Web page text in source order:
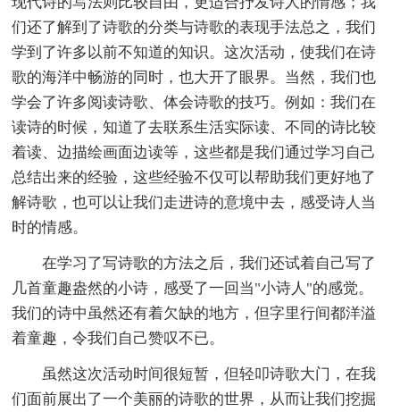
们还了解到了诗歌的分类与诗歌的表现手法总之，我们
学到了许多以前不知道的知识。这次活动，使我们在诗
歌的海洋中畅游的同时，也大开了眼界。当然，我们也
学会了许多阅读诗歌、体会诗歌的技巧。例如：我们在
读诗的时候，知道了去联系生活实际读、不同的诗比较
着读、边描绘画面边读等，这些都是我们通过学习自己
总结出来的经验，这些经验不仅可以帮助我们更好地了
解诗歌，也可以让我们走进诗的意境中去，感受诗人当
时的情感。
在学习了写诗歌的方法之后，我们还试着自己写了
几首童趣盎然的小诗，感受了一回当"小诗人"的感觉。
我们的诗中虽然还有着欠缺的地方，但字里行间都洋溢
着童趣，令我们自己赞叹不已。
虽然这次活动时间很短暂，但轻叩诗歌大门，在我
们面前展出了一个美丽的诗歌的世界，从而让我们挖掘